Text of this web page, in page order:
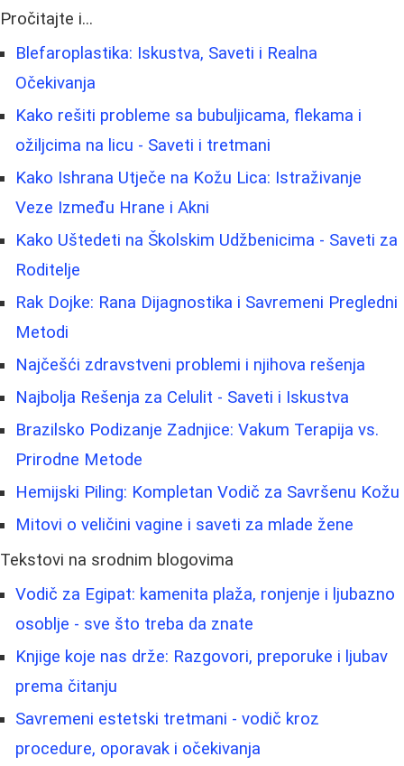
Pročitajte i...
Blefaroplastika: Iskustva, Saveti i Realna
Očekivanja
Kako rešiti probleme sa bubuljicama, flekama i
ožiljcima na licu - Saveti i tretmani
Kako Ishrana Utječe na Kožu Lica: Istraživanje
Veze Između Hrane i Akni
Kako Uštedeti na Školskim Udžbenicima - Saveti za
Roditelje
Rak Dojke: Rana Dijagnostika i Savremeni Pregledni
Metodi
Najčešći zdravstveni problemi i njihova rešenja
Najbolja Rešenja za Celulit - Saveti i Iskustva
Brazilsko Podizanje Zadnjice: Vakum Terapija vs.
Prirodne Metode
Hemijski Piling: Kompletan Vodič za Savršenu Kožu
Mitovi o veličini vagine i saveti za mlade žene
Tekstovi na srodnim blogovima
Vodič za Egipat: kamenita plaža, ronjenje i ljubazno
osoblje - sve što treba da znate
Knjige koje nas drže: Razgovori, preporuke i ljubav
prema čitanju
Savremeni estetski tretmani - vodič kroz
procedure, oporavak i očekivanja